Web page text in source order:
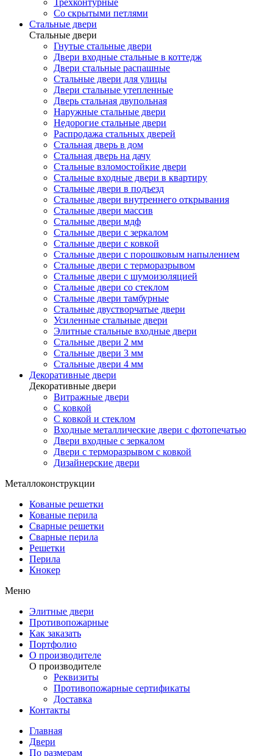
Трехконтурные
Со скрытыми петлями
Стальные двери
Стальные двери
Гнутые стальные двери
Двери входные стальные в коттедж
Двери стальные распашные
Стальные двери для улицы
Двери стальные утепленные
Дверь стальная двупольная
Наружные стальные двери
Недорогие стальные двери
Распродажа стальных дверей
Стальная дверь в дом
Стальная дверь на дачу
Стальные взломостойкие двери
Стальные входные двери в квартиру
Стальные двери в подъезд
Стальные двери внутреннего открывания
Стальные двери массив
Стальные двери мдф
Стальные двери с зеркалом
Стальные двери с ковкой
Стальные двери с порошковым напылением
Стальные двери с терморазрывом
Стальные двери с шумоизоляцией
Стальные двери со стеклом
Стальные двери тамбурные
Стальные двустворчатые двери
Усиленные стальные двери
Элитные стальные входные двери
Стальные двери 2 мм
Стальные двери 3 мм
Стальные двери 4 мм
Декоративные двери
Декоративные двери
Витражные двери
С ковкой
С ковкой и стеклом
Входные металлические двери с фотопечатью
Двери входные с зеркалом
Двери с терморазрывом с ковкой
Дизайнерские двери
Металлоконструкции
Кованые решетки
Кованые перила
Сварные решетки
Сварные перила
Решетки
Перила
Кнокер
Меню
Элитные двери
Противопожарные
Как заказать
Портфолио
О производителе
О производителе
Реквизиты
Противопожарные сертификаты
Доставка
Контакты
Главная
Двери
По размерам